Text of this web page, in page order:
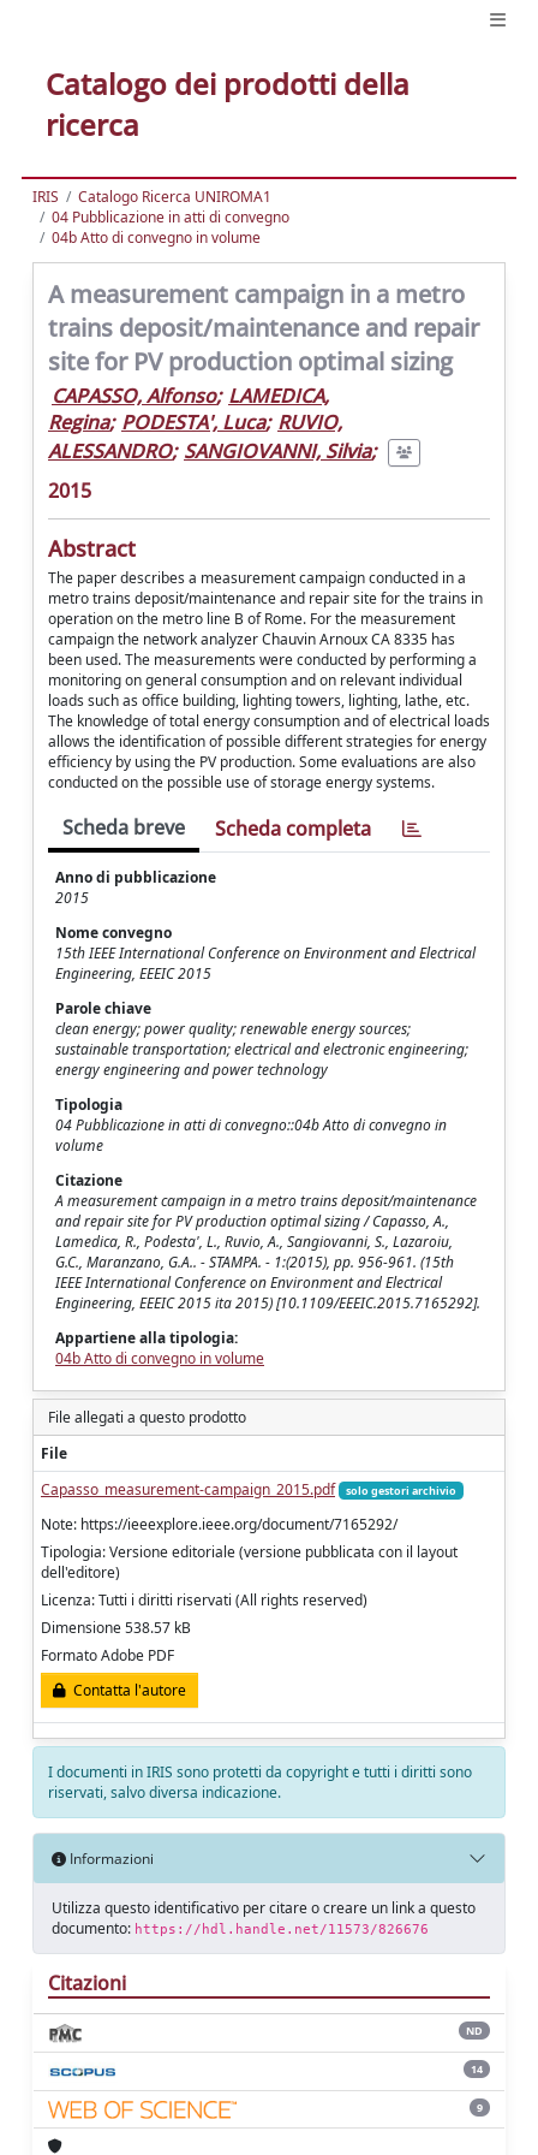
Catalogo dei prodotti della
ricerca
IRIS
Catalogo Ricerca UNIROMA1
04 Pubblicazione in atti di convegno
04b Atto di convegno in volume
A measurement campaign in a metro
trains deposit/maintenance and repair
site for PV production optimal sizing
CAPASSO, Alfonso; LAMEDICA,
Regina; PODESTA', Luca; RUVIO,
ALESSANDRO; SANGIOVANNI, Silvia;
2015
Abstract
The paper describes a measurement campaign conducted in a
metro trains deposit/maintenance and repair site for the trains in
operation on the metro line B of Rome. For the measurement
campaign the network analyzer Chauvin Arnoux CA 8335 has
been used. The measurements were conducted by performing a
monitoring on general consumption and on relevant individual
loads such as office building, lighting towers, lighting, lathe, etc.
The knowledge of total energy consumption and of electrical loads
allows the identification of possible different strategies for energy
efficiency by using the PV production. Some evaluations are also
conducted on the possible use of storage energy systems.
Scheda breve Scheda completa
Anno di pubblicazione
2015
Nome convegno
15th IEEE International Conference on Environment and Electrical
Engineering, EEEIC 2015
Parole chiave
clean energy; power quality; renewable energy sources;
sustainable transportation; electrical and electronic engineering;
energy engineering and power technology
Tipologia
04 Pubblicazione in atti di convegno::04b Atto di convegno in
volume
Citazione
A measurement campaign in a metro trains deposit/maintenance
and repair site for PV production optimal sizing / Capasso, A.,
Lamedica, R., Podesta', L., Ruvio, A., Sangiovanni, S., Lazaroiu,
G.C., Maranzano, G.A.. - STAMPA. - 1:(2015), pp. 956-961. (15th
IEEE International Conference on Environment and Electrical
Engineering, EEEIC 2015 ita 2015) [10.1109/EEEIC.2015.7165292].
Appartiene alla tipologia:
04b Atto di convegno in volume
File allegati a questo prodotto
File
Capasso_measurement-campaign_2015.pdf
solo gestori archivio
Note: https://ieeexplore.ieee.org/document/7165292/
Tipologia: Versione editoriale (versione pubblicata con il layout
dell'editore)
Licenza: Tutti i diritti riservati (All rights reserved)
Dimensione 538.57 kB
Formato Adobe PDF
Contatta l'autore
I documenti in IRIS sono protetti da copyright e tutti i diritti sono
riservati, salvo diversa indicazione.
Informazioni
Utilizza questo identificativo per citare o creare un link a questo
documento: https://hdl.handle.net/11573/826676
Citazioni
ND
14
9